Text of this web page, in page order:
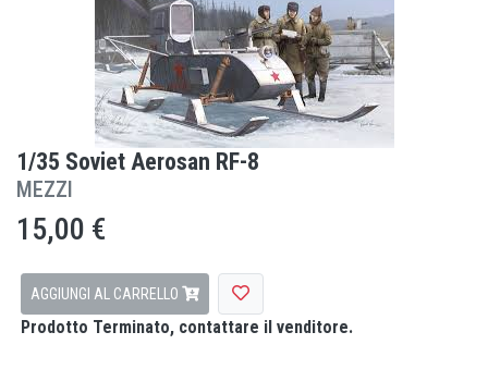
1/35 Soviet Aerosan RF-8
MEZZI
15,00 €
AGGIUNGI AL CARRELLO
Prodotto Terminato, contattare il venditore.